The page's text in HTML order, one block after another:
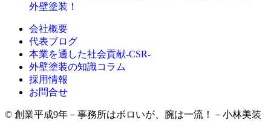
外壁塗装！
会社概要
代表ブログ
本業を通した社会貢献-CSR-
外壁塗装の知識コラム
採用情報
お問合せ
© 創業平成9年－事務所はボロいが、腕は一流！－小林美装